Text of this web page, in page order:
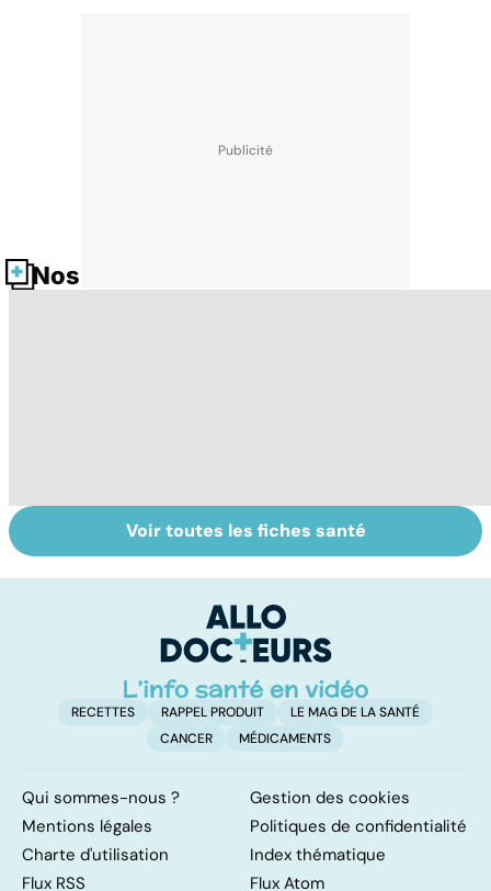
Nos fiches santé
Presbytie :
pourquoi choisir
Presbytie et
baisse de
Voir toutes les fiches santé
RECETTES RAPPEL PRODUIT
LE MAG DE LA SANTÉ
CANCER
MÉDICAMENTS
Qui sommes-nous ?
Gestion des cookies
Mentions légales
Politiques de confidentialité
Charte d'utilisation
Index thématique
Flux RSS
Flux Atom